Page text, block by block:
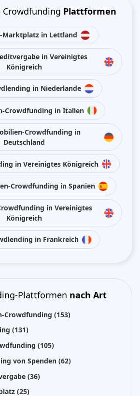
Plattformen
Marktplatz in Lettland
in Vereinigtes
Königreich
in Niederlande
Crowdfunding in Italien
Crowdfunding in
Deutschland
in Vereinigtes Königreich
Crowdfunding in Spanien
in Vereinigtes
Königreich
in Frankreich
Plattformen nach Art
Crowdfunding (153)
(131)
(105)
von Spenden (62)
(36)
(25)